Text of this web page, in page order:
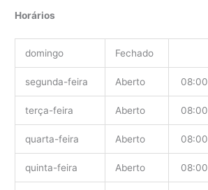
Horários
domingo Fechado
segunda-feira Aberto 08:00
terça-feira Aberto 08:00
quarta-feira Aberto 08:00
quinta-feira Aberto 08:00